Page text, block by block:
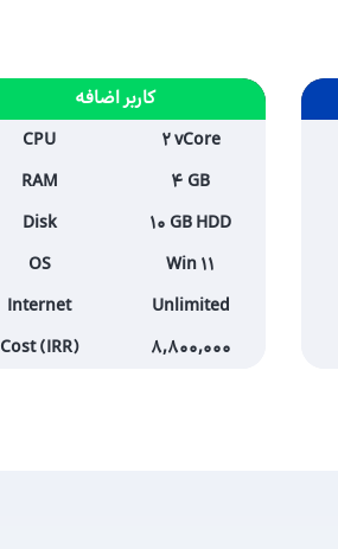
کاربر اضافه
2 vCore
CPU
4 GB
RAM
10 GB HDD
Disk
Win 11
OS
Unlimited
Internet
8,800,000
Cost (IRR)